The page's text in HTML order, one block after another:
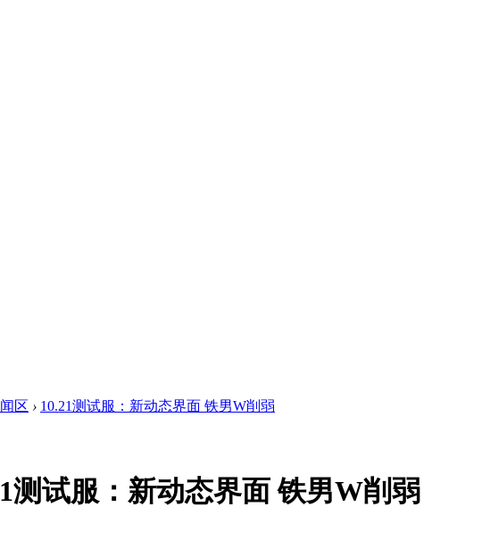
区 › 10.21测试服：新动态界面 铁男W削弱
测试服：新动态界面 铁男W削弱